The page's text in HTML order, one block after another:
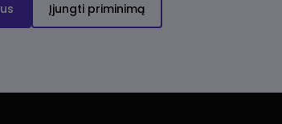
Įjungti priminimą